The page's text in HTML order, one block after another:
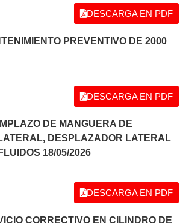
DESCARGA EN PDF
PREVENTIVO DE 2000
DESCARGA EN PDF
DE MANGUERA DE
DESPLAZADOR LATERAL
18/05/2026
DESCARGA EN PDF
CORRECTIVO EN CILINDRO DE